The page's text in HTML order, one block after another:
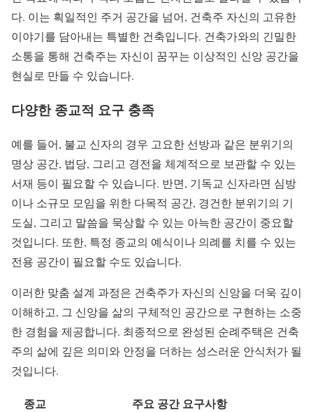
다. 이는 획일적인 주거 공간을 넘어, 건축주 자신의 고유한
이야기를 담아내는 특별한 건축입니다. 건축가와의 긴밀한
소통을 통해 건축주는 자신이 꿈꾸는 이상적인 신앙 공간을
현실로 만들 수 있습니다.
다양한 종교적 요구 충족
예를 들어, 불교 신자의 경우 고요한 선방과 같은 분위기의
명상 공간, 법당, 그리고 경전을 체계적으로 보관할 수 있는
서재 등이 필요할 수 있습니다. 반면, 기독교 신자라면 심방
이나 소규모 모임을 위한 다목적 공간, 경건한 분위기의 기
도실, 그리고 말씀을 묵상할 수 있는 아늑한 공간이 중요할
것입니다. 또한, 특정 종교의 예식이나 의례를 치를 수 있는
전용 공간이 필요할 수도 있습니다.
이러한 맞춤 설계 과정은 건축주가 자신의 신앙을 더욱 깊이
이해하고, 그 신앙을 삶의 구체적인 공간으로 구현하는 소중
한 경험을 제공합니다. 최종적으로 완성된 순례주택은 건축
주의 삶에 깊은 의미와 안정을 더하는 성스러운 안식처가 될
것입니다.
종교 주요 공간 요구사항